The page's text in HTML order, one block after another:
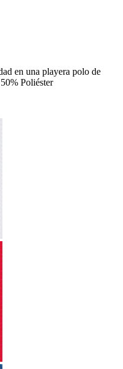
en una playera polo de
Poliéster